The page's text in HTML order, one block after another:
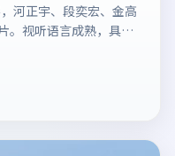
河正宇、段奕宏、金高
。视听语言成熟，具备
检索参考，上映日期以